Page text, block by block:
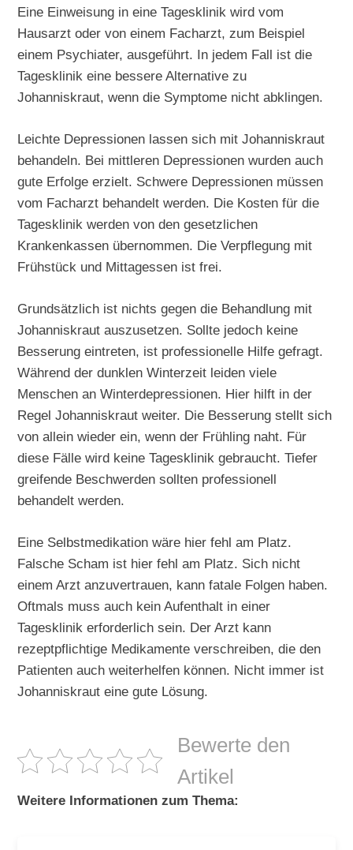
Eine Einweisung in eine Tagesklinik wird vom
Hausarzt oder von einem Facharzt, zum Beispiel
einem Psychiater, ausgeführt. In jedem Fall ist die
Tagesklinik eine bessere Alternative zu
Johanniskraut, wenn die Symptome nicht abklingen.
Leichte Depressionen lassen sich mit Johanniskraut
behandeln. Bei mittleren Depressionen wurden auch
gute Erfolge erzielt. Schwere Depressionen müssen
vom Facharzt behandelt werden. Die Kosten für die
Tagesklinik werden von den gesetzlichen
Krankenkassen übernommen. Die Verpflegung mit
Frühstück und Mittagessen ist frei.
Grundsätzlich ist nichts gegen die Behandlung mit
Johanniskraut auszusetzen. Sollte jedoch keine
Besserung eintreten, ist professionelle Hilfe gefragt.
Während der dunklen Winterzeit leiden viele
Menschen an Winterdepressionen. Hier hilft in der
Regel Johanniskraut weiter. Die Besserung stellt sich
von allein wieder ein, wenn der Frühling naht. Für
diese Fälle wird keine Tagesklinik gebraucht. Tiefer
greifende Beschwerden sollten professionell
behandelt werden.
Eine Selbstmedikation wäre hier fehl am Platz.
Falsche Scham ist hier fehl am Platz. Sich nicht
einem Arzt anzuvertrauen, kann fatale Folgen haben.
Oftmals muss auch kein Aufenthalt in einer
Tagesklinik erforderlich sein. Der Arzt kann
rezeptpflichtige Medikamente verschreiben, die den
Patienten auch weiterhelfen können. Nicht immer ist
Johanniskraut eine gute Lösung.
Bewerte den
Artikel
Weitere Informationen zum Thema: